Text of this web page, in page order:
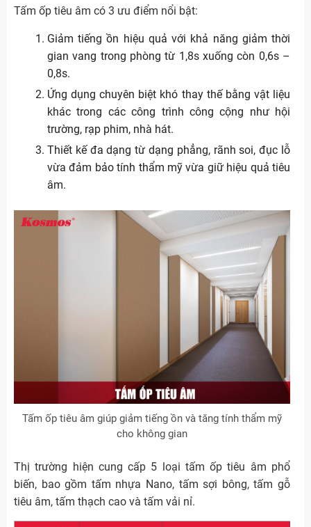
Tấm ốp tiêu âm có 3 ưu điểm nổi bật:
Giảm tiếng ồn hiệu quả với khả năng giảm thời
gian vang trong phòng từ 1,8s xuống còn 0,6s –
0,8s.
Ứng dụng chuyên biệt khó thay thế bằng vật liệu
khác trong các công trình công cộng như hội
trường, rạp phim, nhà hát.
Thiết kế đa dạng từ dạng phẳng, rãnh soi, đục lỗ
vừa đảm bảo tính thẩm mỹ vừa giữ hiệu quả tiêu
âm.
Tấm ốp tiêu âm giúp giảm tiếng ồn và tăng tính thẩm mỹ
cho không gian
Thị trường hiện cung cấp 5 loại tấm ốp tiêu âm phổ
biến, bao gồm tấm nhựa Nano, tấm sợi bông, tấm gỗ
tiêu âm, tấm thạch cao và tấm vải nỉ.